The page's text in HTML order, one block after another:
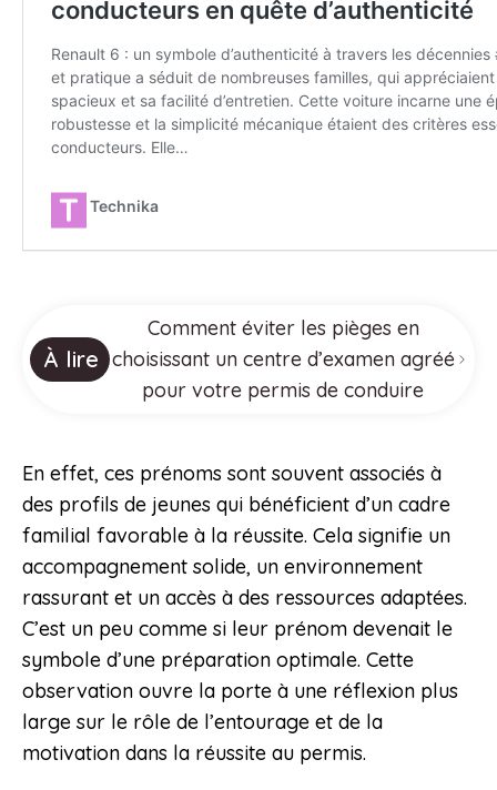
À lire
Comment éviter les pièges en
choisissant un centre d’examen agréé
pour votre permis de conduire
En effet, ces prénoms sont souvent associés à
des profils de jeunes qui bénéficient d’un cadre
familial favorable à la réussite. Cela signifie un
accompagnement solide, un environnement
rassurant et un accès à des ressources adaptées.
C’est un peu comme si leur prénom devenait le
symbole d’une préparation optimale. Cette
observation ouvre la porte à une réflexion plus
large sur le rôle de l’entourage et de la
motivation dans la réussite au permis.